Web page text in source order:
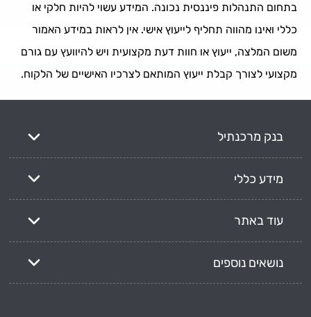
בתחום התנהלות פיננסית נכונה. המידע עשוי להיות חלקי או
כללי ואינו מהווה תחליף לייעוץ אישי. אין לראות במידע האמור
משום המלצה, ייעוץ או חוות דעת מקצועית ויש להיוועץ עם גורם
מקצועי לצורך קבלת ייעוץ המותאם לצרכיו האישיים של הלקוח.
בנק מרכנתיל
מידע כללי
עוד באתר
נושאים נוספים